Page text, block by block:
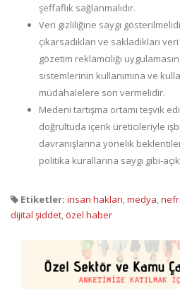
şeffaflık sağlanmalıdır.
Veri gizliliğine saygı
çıkarsadıkları ve sakladıkları
gözetim reklamcılığı
sistemlerinin kullanımına ve
müdahalelere son vermelidir.
Medeni tartışma ortamı teşvik
doğrultuda içerik üreticileriyle
davranışlarına yönelik
politika kurallarına saygı gibi-
Etiketler: insan hakları,medya,
dijital şiddet,özel haber